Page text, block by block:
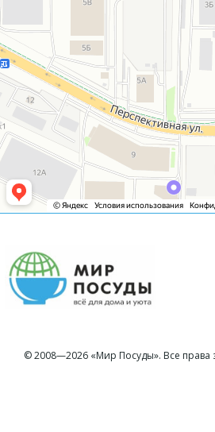
© 2008—2026 «Мир Посуды». Все